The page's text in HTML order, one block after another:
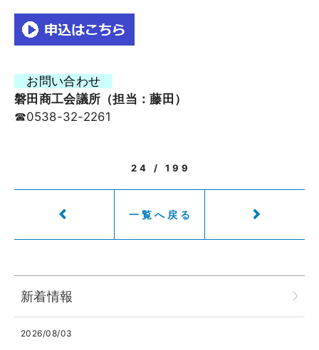
お問い合わせ
磐田商工会議所（担当：藤田）
☎0538-32-2261
24 / 199
一覧へ戻る
新着情報
2026/08/03